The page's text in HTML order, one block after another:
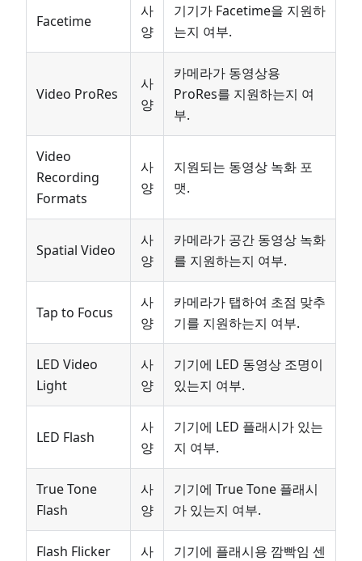
Facetime
사
양
기기가 Facetime을 지원하
는지 여부.
Video ProRes
사
양
카메라가 동영상용
ProRes를 지원하는지 여
부.
Video
Recording
Formats
사
양
지원되는 동영상 녹화 포
맷.
Spatial Video
사
양
카메라가 공간 동영상 녹화
를 지원하는지 여부.
Tap to Focus
사
양
카메라가 탭하여 초점 맞추
기를 지원하는지 여부.
LED Video
Light
사
양
기기에 LED 동영상 조명이
있는지 여부.
LED Flash
사
양
기기에 LED 플래시가 있는
지 여부.
True Tone
Flash
사
양
기기에 True Tone 플래시
가 있는지 여부.
Flash Flicker
사
기기에 플래시용 깜빡임 센